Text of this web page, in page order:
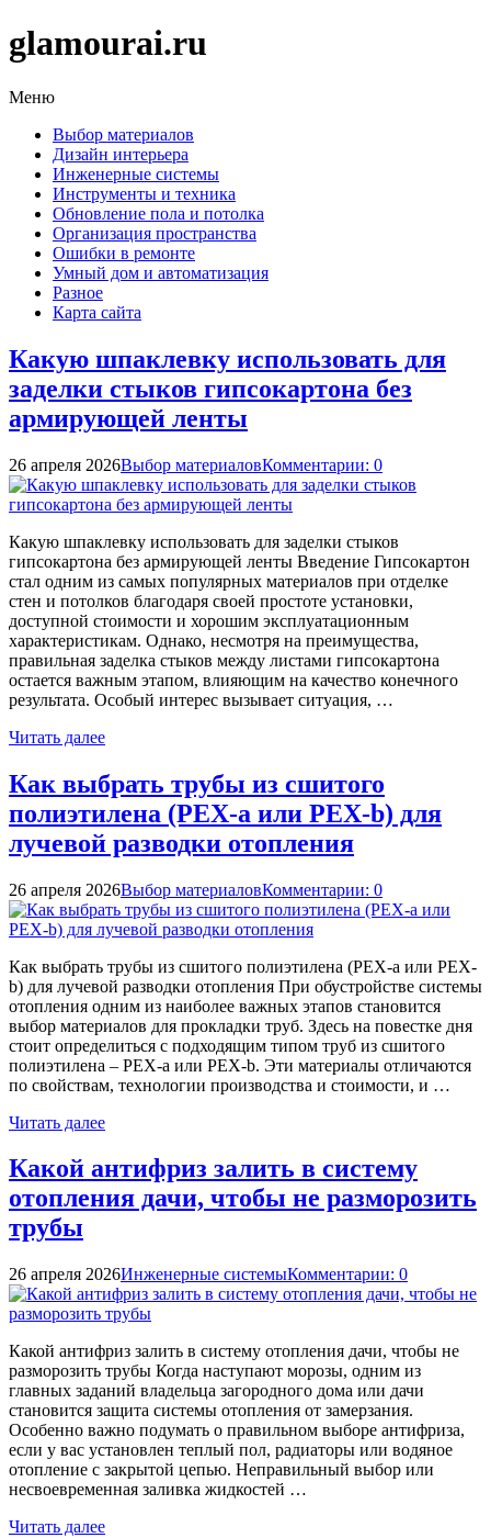
glamourai.ru
Меню
Выбор материалов
Дизайн интерьера
Инженерные системы
Инструменты и техника
Обновление пола и потолка
Организация пространства
Ошибки в ремонте
Умный дом и автоматизация
Разное
Карта сайта
Какую шпаклевку использовать для
заделки стыков гипсокартона без
армирующей ленты
26 апреля 2026Выбор материаловКомментарии: 0
Какую шпаклевку использовать для заделки стыков
гипсокартона без армирующей ленты Введение Гипсокартон
стал одним из самых популярных материалов при отделке
стен и потолков благодаря своей простоте установки,
доступной стоимости и хорошим эксплуатационным
характеристикам. Однако, несмотря на преимущества,
правильная заделка стыков между листами гипсокартона
остается важным этапом, влияющим на качество конечного
результата. Особый интерес вызывает ситуация, …
Читать далее
Как выбрать трубы из сшитого
полиэтилена (PEX-a или PEX-b) для
лучевой разводки отопления
26 апреля 2026Выбор материаловКомментарии: 0
Как выбрать трубы из сшитого полиэтилена (PEX-a или PEX-
b) для лучевой разводки отопления При обустройстве системы
отопления одним из наиболее важных этапов становится
выбор материалов для прокладки труб. Здесь на повестке дня
стоит определиться с подходящим типом труб из сшитого
полиэтилена – PEX-a или PEX-b. Эти материалы отличаются
по свойствам, технологии производства и стоимости, и …
Читать далее
Какой антифриз залить в систему
отопления дачи, чтобы не разморозить
трубы
26 апреля 2026Инженерные системыКомментарии: 0
Какой антифриз залить в систему отопления дачи, чтобы не
разморозить трубы Когда наступают морозы, одним из
главных заданий владельца загородного дома или дачи
становится защита системы отопления от замерзания.
Особенно важно подумать о правильном выборе антифриза,
если у вас установлен теплый пол, радиаторы или водяное
отопление с закрытой цепью. Неправильный выбор или
несвоевременная заливка жидкостей …
Читать далее